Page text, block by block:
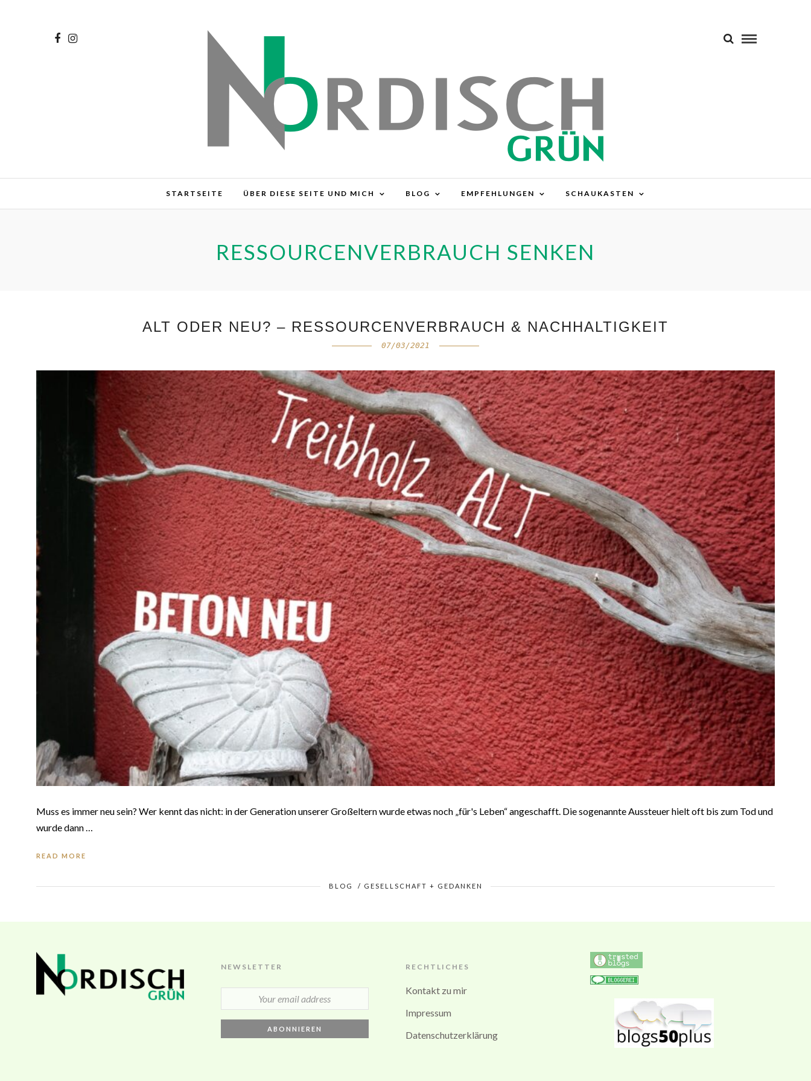
STARTSEITE ÜBER DIESE SEITE UND MICH BLOG EMPFEHLUNGEN SCHAUKASTEN
RESSOURCENVERBRAUCH SENKEN
ALT ODER NEU? – RESSOURCENVERBRAUCH & NACHHALTIGKEIT
07/03/2021
Muss es immer neu sein? Wer kennt das nicht: in der Generation unserer Großeltern wurde etwas noch „für's Leben“ angeschafft. Die sogenannte Aussteuer hielt oft bis zum Tod und
wurde dann …
READ MORE
BLOG / GESELLSCHAFT + GEDANKEN
NEWSLETTER RECHTLICHES
Kontakt zu mir
Impressum
Datenschutzerklärung